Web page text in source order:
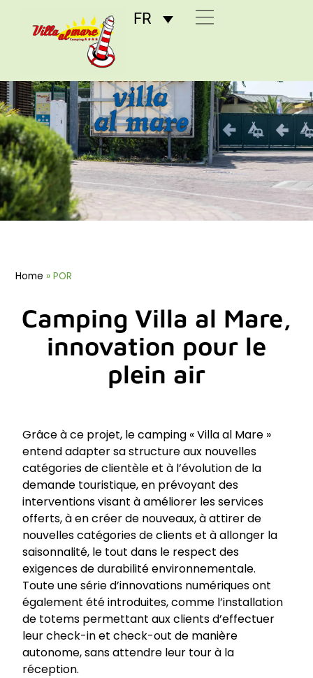
FR
POR
Home »POR
Camping Villa al Mare,
innovation pour le
plein air
Grâce à ce projet, le camping « Villa al Mare »
entend adapter sa structure aux nouvelles
catégories de clientèle et à l’évolution de la
demande touristique, en prévoyant des
interventions visant à améliorer les services
offerts, à en créer de nouveaux, à attirer de
nouvelles catégories de clients et à allonger la
saisonnalité, le tout dans le respect des
exigences de durabilité environnementale.
Toute une série d’innovations numériques ont
également été introduites, comme l’installation
de totems permettant aux clients d’effectuer
leur check-in et check-out de manière
autonome, sans attendre leur tour à la
réception.